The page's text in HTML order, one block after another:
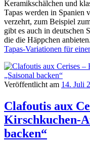
Keramikschälchen und
Tapas werden in Spanien
verzehrt, zum Beispiel
gibt es auch in deutschen
die die Häppchen
Tapas-Variationen für
Veröffentlicht am 14. Juli
Clafoutis aux
Kirschkuchen-
backen“